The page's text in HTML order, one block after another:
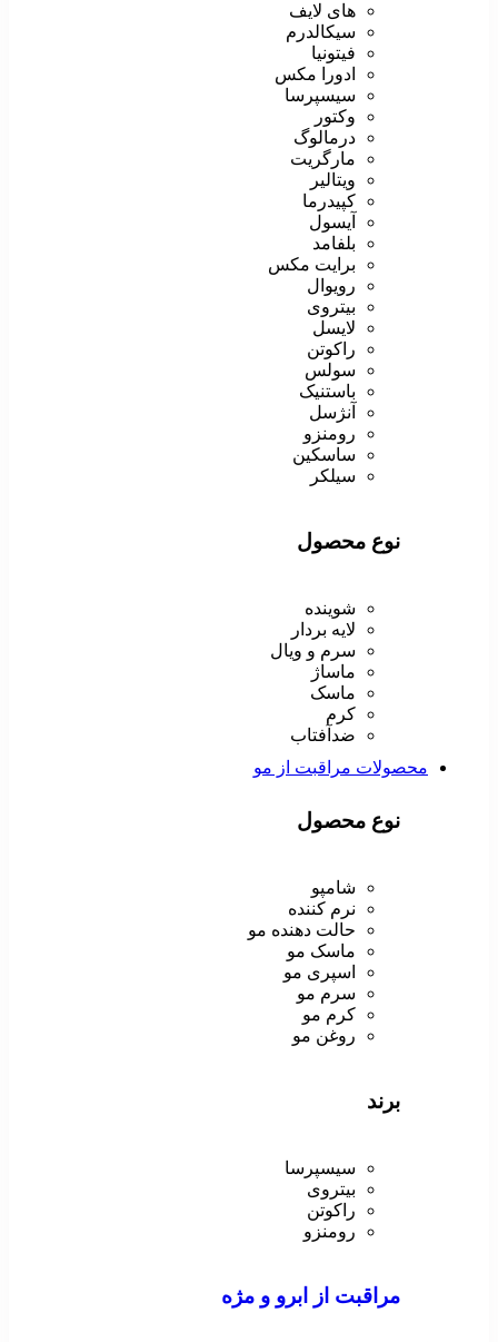
های لایف
سیکالدرم
فیتونیا
ادورا مکس
سیسپرسا
وکتور
درمالوگ
مارگریت
ویتالیر
کپیدرما
آیسول
بلفامد
برایت مکس
رویوال
بیتروی
لایسل
راکوتن
سولس
باستنیک
آنژسل
رومنزو
ساسکین
سیلکر
نوع محصول
شوینده
لایه بردار
سرم و ویال
ماساژ
ماسک
کرم
ضدآفتاب
محصولات مراقبت از مو
نوع محصول
شامپو
نرم کننده
حالت دهنده مو
ماسک مو
اسپری مو
سرم مو
کرم مو
روغن مو
برند
سیسپرسا
بیتروی
راکوتن
رومنزو
مراقبت از ابرو و مژه